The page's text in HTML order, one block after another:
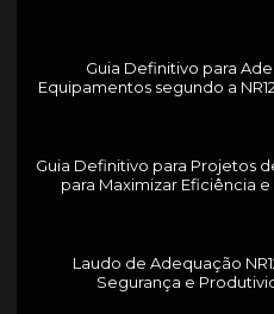
Guia Definitivo para
Equipamentos segundo a
Guia Definitivo para Projetos
para Maximizar Eficiência
Laudo de Adequação
Segurança e